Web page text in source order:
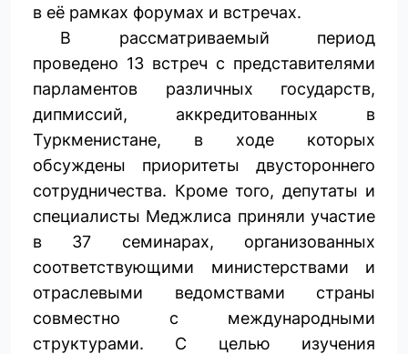
в её рамках форумах и встречах.
В рассматриваемый период
проведено 13 встреч с представителями
парламентов различных государств,
дипмиссий, аккредитованных в
Туркменистане, в ходе которых
обсуждены приоритеты двустороннего
сотрудничества. Кроме того, депутаты и
специалисты Меджлиса приняли участие
в 37 семинарах, организованных
соответствующими министерствами и
отраслевыми ведомствами страны
совместно с международными
структурами. С целью изучения